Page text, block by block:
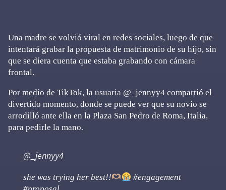
Una madre se volvió viral en redes sociales, luego de que
intentará grabar la propuesta de matrimonio de su hijo, sin
que se diera cuenta que estaba grabando con cámara
frontal.
Por medio de TikTok, la usuaria @_jennyy4 compartió el
divertido momento, donde se puede ver que su novio se
arrodilló ante ella en la Plaza San Pedro de Roma, Italia,
para pedirle la mano.
@_jennyy4
she was trying her best!!
#engagement